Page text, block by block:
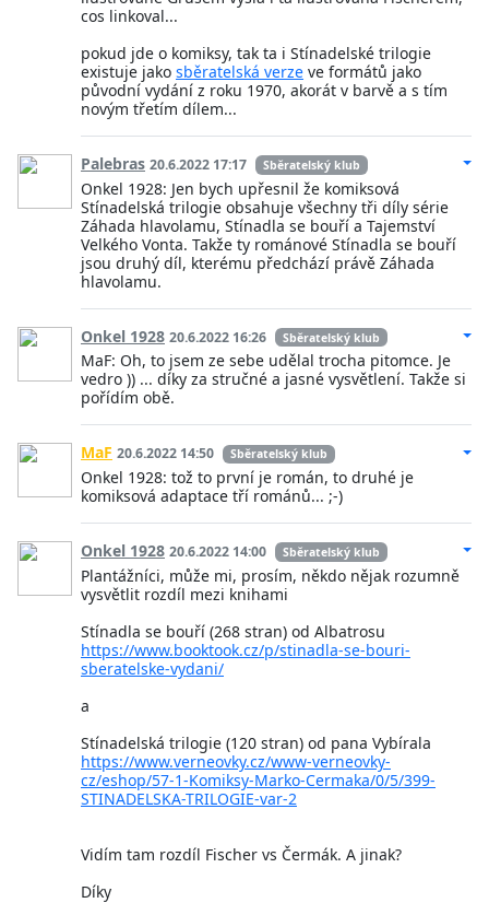
cos linkoval...
pokud jde o komiksy, tak ta i Stínadelské trilogie
existuje jako sběratelská verze ve formátů jako
původní vydání z roku 1970, akorát v barvě a s tím
novým třetím dílem...
Palebras 20.6.2022 17:17 Sběratelský klub
Onkel 1928: Jen bych upřesnil že komiksová
Stínadelská trilogie obsahuje všechny tři díly série
Záhada hlavolamu, Stínadla se bouří a Tajemství
Velkého Vonta. Takže ty románové Stínadla se bouří
jsou druhý díl, kterému předchází právě Záhada
hlavolamu.
Onkel 1928 20.6.2022 16:26 Sběratelský klub
MaF: Oh, to jsem ze sebe udělal trocha pitomce. Je
vedro )) ... díky za stručné a jasné vysvětlení. Takže si
pořídím obě.
MaF 20.6.2022 14:50 Sběratelský klub
Onkel 1928: tož to první je román, to druhé je
komiksová adaptace tří románů... ;-)
Onkel 1928 20.6.2022 14:00 Sběratelský klub
Plantážníci, může mi, prosím, někdo nějak rozumně
vysvětlit rozdíl mezi knihami
Stínadla se bouří (268 stran) od Albatrosu
https://www.booktook.cz/p/stinadla-se-bouri-
sberatelske-vydani/
a
Stínadelská trilogie (120 stran) od pana Vybírala
https://www.verneovky.cz/www-verneovky-
cz/eshop/57-1-Komiksy-Marko-Cermaka/0/5/399-
STINADELSKA-TRILOGIE-var-2
Vidím tam rozdíl Fischer vs Čermák. A jinak?
Díky